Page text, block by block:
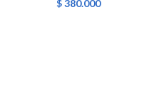
$380.000